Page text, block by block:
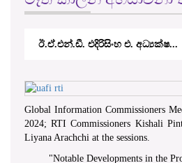
එදිරිසිංහ එ. අධ්‍යක්ෂ...
Global Information Commissioners
2024; RTI Commissioners Kishali
Liyana Arachchi at the sessions.
"Notable Developments in the
Information Regime in Sri